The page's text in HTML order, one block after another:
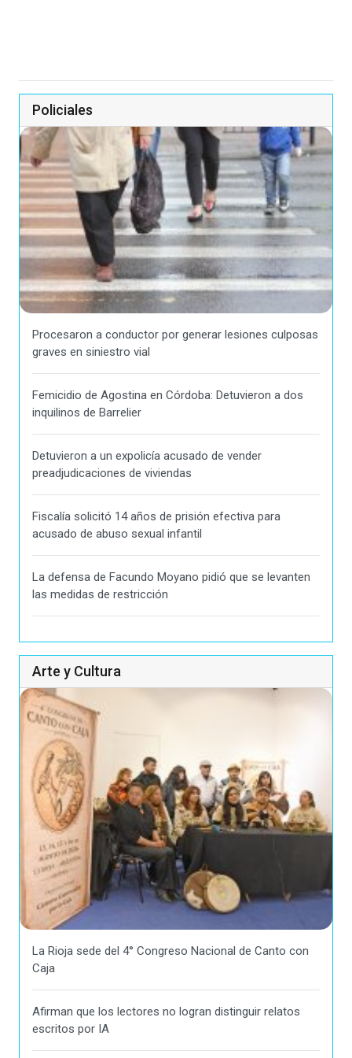
Policiales
Procesaron a conductor por generar lesiones culposas
graves en siniestro vial
Femicidio de Agostina en Córdoba: Detuvieron a dos
inquilinos de Barrelier
Detuvieron a un expolicía acusado de vender
preadjudicaciones de viviendas
Fiscalía solicitó 14 años de prisión efectiva para
acusado de abuso sexual infantil
La defensa de Facundo Moyano pidió que se levanten
las medidas de restricción
Arte y Cultura
La Rioja sede del 4° Congreso Nacional de Canto con
Caja
Afirman que los lectores no logran distinguir relatos
escritos por IA